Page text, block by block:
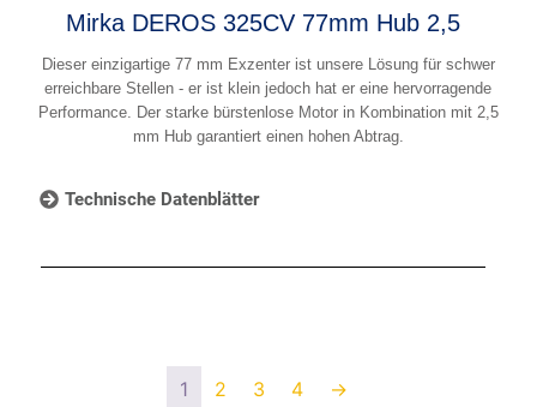
Mirka DEROS 325CV 77mm Hub 2,5
Dieser einzigartige 77 mm Exzenter ist unsere Lösung für schwer
erreichbare Stellen - er ist klein jedoch hat er eine hervorragende
Performance. Der starke bürstenlose Motor in Kombination mit 2,5
mm Hub garantiert einen hohen Abtrag.
Technische Datenblätter
1 2 3 4 →